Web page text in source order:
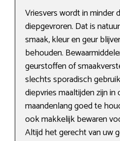
Vriesvers wordt in minder
diepgevroren. Dat is
smaak, kleur en geur
behouden.
geurstoffen of
slechts sporadisch
diepvries maaltijden zijn in
maandenlang goed te
ook makkelijk bewaren
Altijd het gerecht van uw